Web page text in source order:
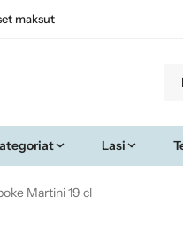
maksut
Lasi
Martini 19 cl